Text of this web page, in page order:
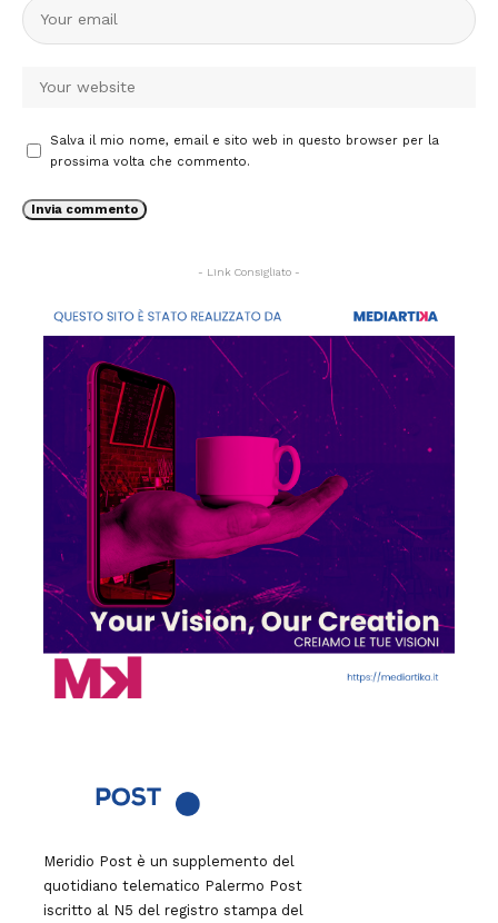
Salva il mio nome, email e sito web in questo browser per la
prossima volta che commento.
- Link Consigliato -
Meridio Post è un supplemento del
quotidiano telematico Palermo Post
iscritto al N5 del registro stampa del